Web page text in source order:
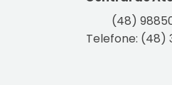
(48)
Telefone: (48)